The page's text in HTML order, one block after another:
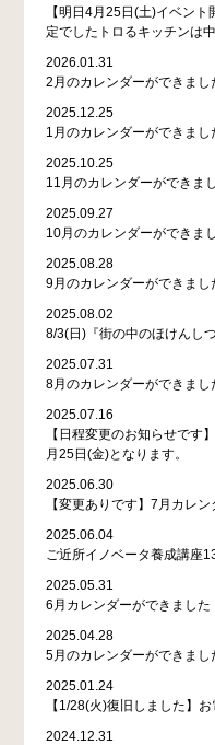
【明日4月25日(土)イベン
定でしたトロるキッチンは
2026.01.31
2月のカレンダーができまし
2025.12.25
1月のカレンダーができまし
2025.10.25
11月のカレンダーができまし
2025.09.27
10月のカレンダーができまし
2025.08.28
9月のカレンダーができまし
2025.08.02
8/3(日)『街の中のほけんし
2025.07.31
8月のカレンダーができまし
2025.07.16
【日程変更のお知らせです
月25日(金)となります。
2025.06.30
【変更ありです】7月カレ
2025.06.04
ご近所イノベータ養成講座
2025.05.31
6月カレンダーができました
2025.04.28
5月のカレンダーができまし
2025.01.24
【1/28(火)復旧しました】
2024.12.31